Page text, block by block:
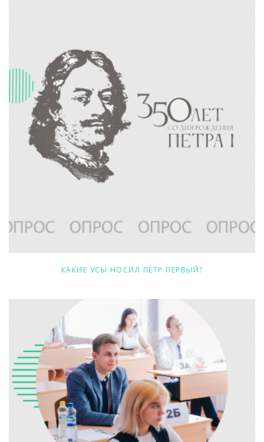
КАКИЕ УСЫ НОСИЛ ПЁТР ПЕРВЫЙ?